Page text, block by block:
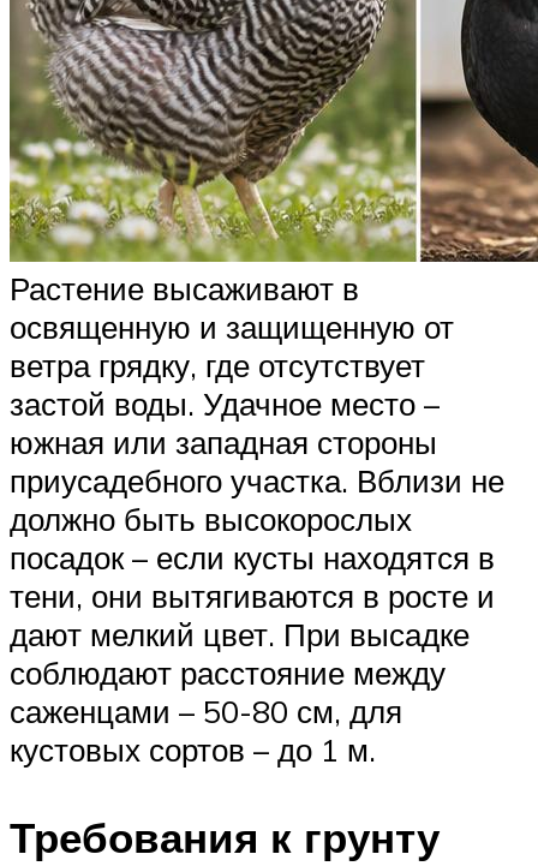
Растение высаживают в
освященную и защищенную от
ветра грядку, где отсутствует
застой воды. Удачное место –
южная или западная стороны
приусадебного участка. Вблизи не
должно быть высокорослых
посадок – если кусты находятся в
тени, они вытягиваются в росте и
дают мелкий цвет. При высадке
соблюдают расстояние между
саженцами – 50-80 см, для
кустовых сортов – до 1 м.
Требования к грунту